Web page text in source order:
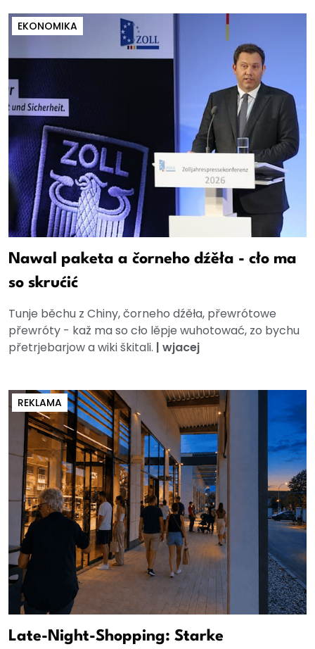
EKONOMIKA
Nawal paketa a čorneho dźěła - cło ma
so skrućić
Tunje běchu z Chiny, čorneho dźěła, přewrótowe
přewróty - kaž ma so cło lěpje wuhotować, zo bychu
přetrjebarjow a wiki škitali. | wjacej
REKLAMA
Late-Night-Shopping: Starke